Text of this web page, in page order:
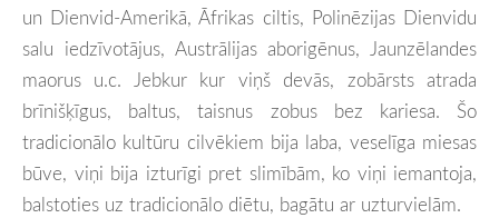
un Dienvid-Amerikā, Āfrikas ciltis, Polinēzijas Dienvidu
salu iedzīvotājus, Austrālijas aborigēnus, Jaunzēlandes
maorus u.c. Jebkur kur viņš devās, zobārsts atrada
brīnišķīgus, baltus, taisnus zobus bez kariesa. Šo
tradicionālo kultūru cilvēkiem bija laba, veselīga miesas
būve, viņi bija izturīgi pret slimībām, ko viņi iemantoja,
balstoties uz tradicionālo diētu, bagātu ar uzturvielām.